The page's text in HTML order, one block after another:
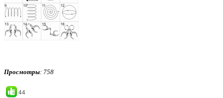
Просмотры: 758
44